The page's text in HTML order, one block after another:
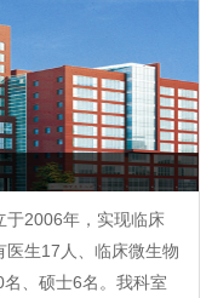
于2006年，实现临床
医生17人、临床微生物
、硕士6名。我科室